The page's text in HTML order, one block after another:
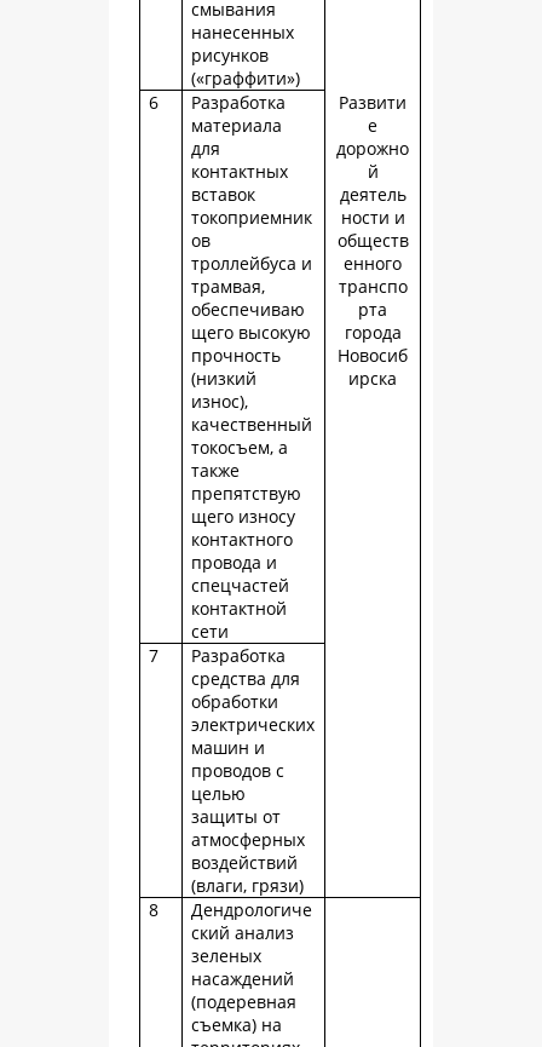
смывания
нанесенных
рисунков
(«граффити»)
Развити
е
дорожно
й
деятель
ности и
обществ
енного
транспо
рта
города
Новосиб
ирска
6
Разработка
материала
для
контактных
вставок
токоприемник
ов
троллейбуса и
трамвая,
обеспечиваю
щего высокую
прочность
(низкий
износ),
качественный
токосъем, а
также
препятствую
щего износу
контактного
провода и
спецчастей
контактной
сети
7
Разработка
средства для
обработки
электрических
машин и
проводов с
целью
защиты от
атмосферных
воздействий
(влаги, грязи)
8
Дендрологиче
ский анализ
зеленых
насаждений
(подеревная
съемка) на